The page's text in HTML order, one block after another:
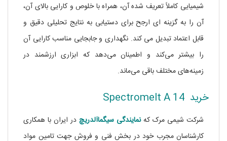
شیمیایی کاملاً تعریف شده آن، همراه با خلوص و کارایی بالای آن،
آن را به گزینه ای ارجح برای دستیابی به نتایج تحلیلی دقیق و
قابل اعتماد تبدیل می کند. نگهداری و جابجایی مناسب کارایی آن
را بیشتر می‌کند و اطمینان می‌دهد که ابزاری ارزشمند در
زمینه‌های مختلف باقی می‌ماند.
خرید Spectromelt A 14
شرکت شیمی مرک کهنمایندگی سیگماآلدریچ در ایران با همکاری
کارشناسان مجرب خود در بخش فنی و فروش جهت تامین مواد